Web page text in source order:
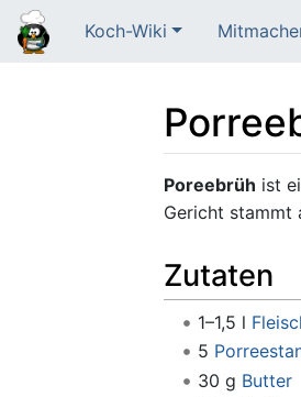
Koch-Wiki
Wechseln zu:
Poreebrüh ist
Gericht stammt
Zutaten
1–1,5 l
5
30 g Butter